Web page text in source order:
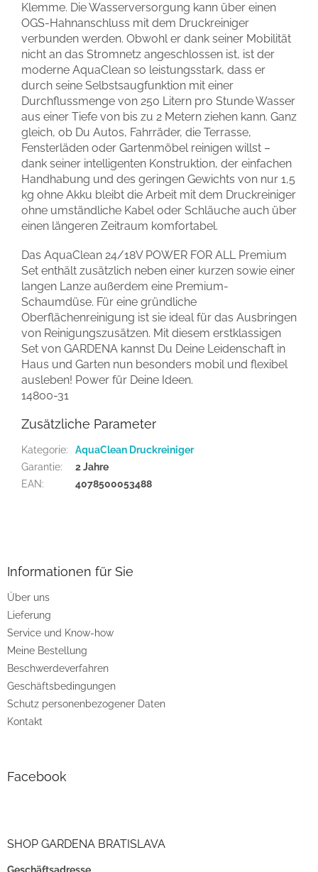
Klemme. Die Wasserversorgung kann über einen
OGS-Hahnanschluss mit dem Druckreiniger
verbunden werden. Obwohl er dank seiner Mobilität
nicht an das Stromnetz angeschlossen ist, ist der
moderne AquaClean so leistungsstark, dass er
durch seine Selbstsaugfunktion mit einer
Durchflussmenge von 250 Litern pro Stunde Wasser
aus einer Tiefe von bis zu 2 Metern ziehen kann. Ganz
gleich, ob Du Autos, Fahrräder, die Terrasse,
Fensterläden oder Gartenmöbel reinigen willst –
dank seiner intelligenten Konstruktion, der einfachen
Handhabung und des geringen Gewichts von nur 1,5
kg ohne Akku bleibt die Arbeit mit dem Druckreiniger
ohne umständliche Kabel oder Schläuche auch über
einen längeren Zeitraum komfortabel.
Das AquaClean 24/18V POWER FOR ALL Premium
Set enthält zusätzlich neben einer kurzen sowie einer
langen Lanze außerdem eine Premium-
Schaumdüse. Für eine gründliche
Oberflächenreinigung ist sie ideal für das Ausbringen
von Reinigungszusätzen. Mit diesem erstklassigen
Set von GARDENA kannst Du Deine Leidenschaft in
Haus und Garten nun besonders mobil und flexibel
ausleben! Power für Deine Ideen.
14800-31
Zusätzliche Parameter
Kategorie:
AquaClean Druckreiniger
Garantie:
2 Jahre
EAN: 4078500053488
e
Informationen für Sie
Über uns
Lieferung
Service und Know-how
Meine Bestellung
Beschwerdeverfahren
Geschäftsbedingungen
Schutz personenbezogener Daten
Kontakt
Facebook
SHOP GARDENA BRATISLAVA